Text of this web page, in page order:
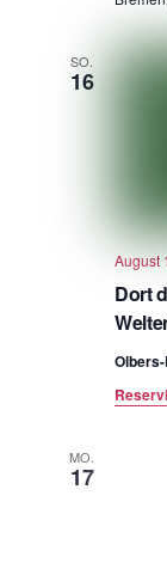
SO.
16
Dort
August
MO.
17